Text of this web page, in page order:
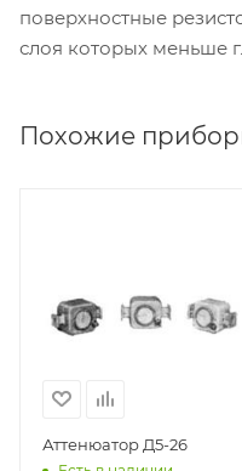
поверхностные
слоя которых меньше
Похожие
Аттенюатор Д5-26